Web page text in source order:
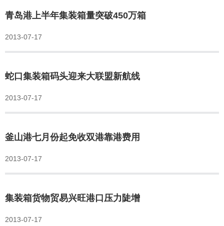
青岛港上半年集装箱量突破450万箱
2013-07-17
蛇口集装箱码头迎来大联盟新航线
2013-07-17
釜山港七月份起免收双港靠港费用
2013-07-17
集装箱货物贸易兴旺港口压力陡增
2013-07-17